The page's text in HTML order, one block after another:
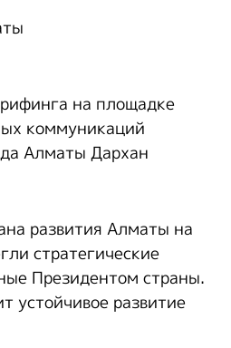
на площадке
коммуникаций
Алматы Дархан
развития Алматы на
стратегические
Президентом страны.
устойчивое развитие